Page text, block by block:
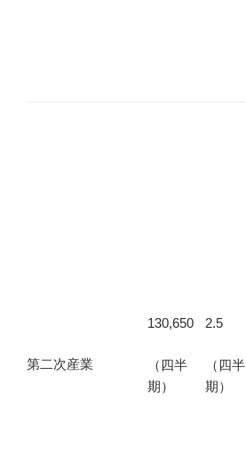
第二次産業
130,650
（四半
期）
2.5
（四半
期）